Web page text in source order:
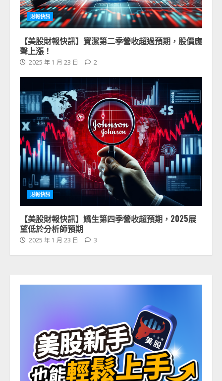
財報快訊
【美股財報快訊】寶潔第二季營收超過預期，股價應
聲上漲！
2025 年 1 月 23 日 2
財報快訊
【美股財報快訊】嬌生第四季營收超預期，2025展
望低於分析師預期
2025 年 1 月 23 日 3